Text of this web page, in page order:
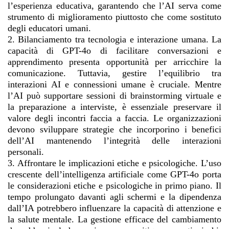
l’esperienza educativa, garantendo che l’AI serva come
strumento di miglioramento piuttosto che come sostituto
degli educatori umani.
2. Bilanciamento tra tecnologia e interazione umana. La
capacità di GPT-4o di facilitare conversazioni e
apprendimento presenta opportunità per arricchire la
comunicazione. Tuttavia, gestire l’equilibrio tra
interazioni AI e connessioni umane è cruciale. Mentre
l’AI può supportare sessioni di brainstorming virtuale e
la preparazione a interviste, è essenziale preservare il
valore degli incontri faccia a faccia. Le organizzazioni
devono sviluppare strategie che incorporino i benefici
dell’AI mantenendo l’integrità delle interazioni
personali.
3. Affrontare le implicazioni etiche e psicologiche. L’uso
crescente dell’intelligenza artificiale come GPT-4o porta
le considerazioni etiche e psicologiche in primo piano. Il
tempo prolungato davanti agli schermi e la dipendenza
dall’IA potrebbero influenzare la capacità di attenzione e
la salute mentale. La gestione efficace del cambiamento